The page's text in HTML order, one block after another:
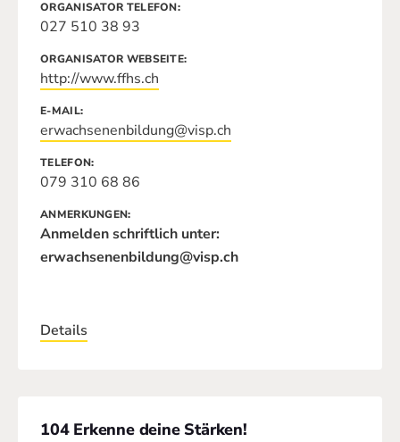
ORGANISATOR TELEFON
027 510 38 93
ORGANISATOR WEBSEITE
http://www.ffhs.ch
E-MAIL
erwachsenenbildung@visp.ch
TELEFON
079 310 68 86
ANMERKUNGEN
Anmelden schriftlich unter:
erwachsenenbildung@visp.ch
Details
104 Erkenne deine Stärken!